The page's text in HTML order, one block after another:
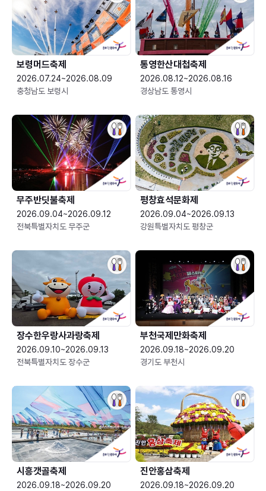
보령머드축제
2026.07.24~2026.08.09
충청남도 보령시
통영한산대첩축제
2026.08.12~2026.08.16
경상남도 통영시
무주반딧불축제
2026.09.04~2026.09.12
전북특별자치도 무주군
평창효석문화제
2026.09.04~2026.09.13
강원특별자치도 평창군
장수한우랑사과랑축제
2026.09.10~2026.09.13
전북특별자치도 장수군
부천국제만화축제
2026.09.18~2026.09.20
경기도 부천시
시흥갯골축제
2026.09.18~2026.09.20
진안홍삼축제
2026.09.18~2026.09.20